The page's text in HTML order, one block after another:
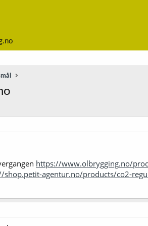
https://www.olbrygging.no/
shop.petit-agentur.no/products/co2-